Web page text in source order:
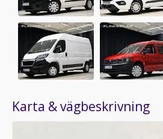
Karta & vägbeskrivning